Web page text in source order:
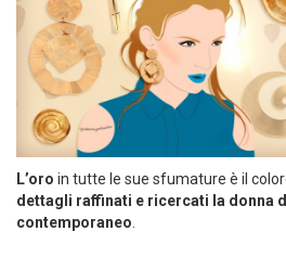
L’oro in tutte le sue sfumature è il
dettagli raffinati e ricercati la donna
contemporaneo.